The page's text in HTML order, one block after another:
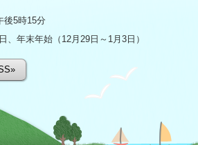
後5時15分
、年末年始（12月29日～1月3日）